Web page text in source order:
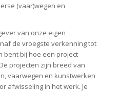
(vaar)wegen en
van onze eigen
de vroegste verkenning tot
bent bij hoe een project
projecten zijn breed van
vaarwegen en kunstwerken
afwisseling in het werk. Je